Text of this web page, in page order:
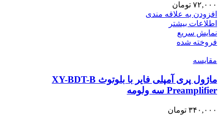
۷۲,۰۰۰ تومان
افزودن به علاقه مندی
اطلاعات بیشتر
نمایش سریع
فروخته شده
مقايسه
ماژول پری آمپلی فایر با بلوتوث XY-BDT-B
Preamplifier سه ولومه
۳۴۰,۰۰۰ تومان